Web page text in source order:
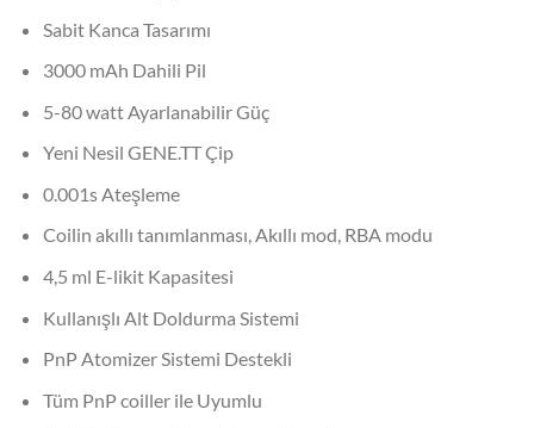
Sabit Kanca Tasarımı
3000 mAh Dahili Pil
5-80 watt Ayarlanabilir Güç
Yeni Nesil GENE.TT Çip
0.001s Ateşleme
Coilin akıllı tanımlanması, Akıllı mod, RBA modu
4,5 ml E-likit Kapasitesi
Kullanışlı Alt Doldurma Sistemi
PnP Atomizer Sistemi Destekli
Tüm PnP coiller ile Uyumlu